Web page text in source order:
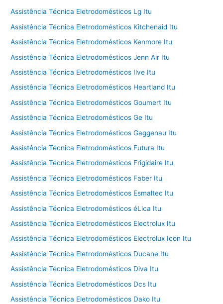
Assistência Técnica Eletrodomésticos Lg Itu
Assistência Técnica Eletrodomésticos Kitchenaid Itu
Assistência Técnica Eletrodomésticos Kenmore Itu
Assistência Técnica Eletrodomésticos Jenn Air Itu
Assistência Técnica Eletrodomésticos Ilve Itu
Assistência Técnica Eletrodomésticos Heartland Itu
Assistência Técnica Eletrodomésticos Goumert Itu
Assistência Técnica Eletrodomésticos Ge Itu
Assistência Técnica Eletrodomésticos Gaggenau Itu
Assistência Técnica Eletrodomésticos Futura Itu
Assistência Técnica Eletrodomésticos Frigidaire Itu
Assistência Técnica Eletrodomésticos Faber Itu
Assistência Técnica Eletrodomésticos Esmaltec Itu
Assistência Técnica Eletrodomésticos éLica Itu
Assistência Técnica Eletrodomésticos Electrolux Itu
Assistência Técnica Eletrodomésticos Electrolux Icon Itu
Assistência Técnica Eletrodomésticos Ducane Itu
Assistência Técnica Eletrodomésticos Diva Itu
Assistência Técnica Eletrodomésticos Dcs Itu
Assistência Técnica Eletrodomésticos Dako Itu